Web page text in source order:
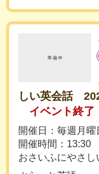
しい英会話
イベント終了
開催日：毎週月曜
開催時間：13:30
おさいふにやさし